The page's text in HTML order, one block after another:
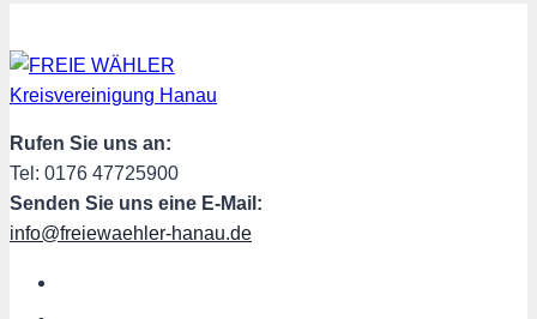
Inhalt
springen
Rufen Sie uns an:
Tel: 0176 47725900
Senden Sie uns eine E-Mail:
info@freiewaehler-hanau.de